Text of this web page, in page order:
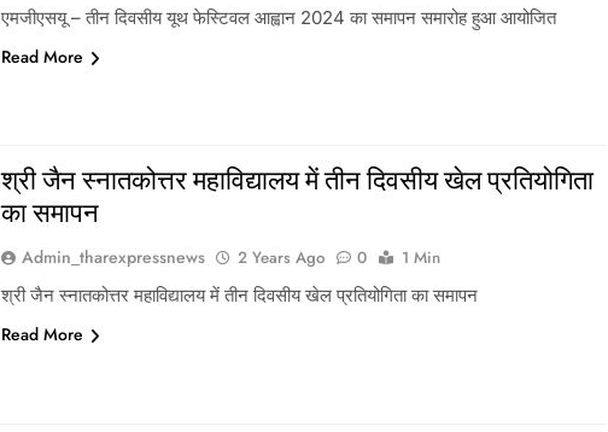
एमजीएसयू – तीन दिवसीय यूथ फेस्टिवल आह्वान 2024 का समापन समारोह हुआ आयोजित
Read More
श्री जैन स्नातकोत्तर महाविद्यालय में तीन दिवसीय खेल प्रतियोगिता
का समापन
Admin_tharexpressnews 2 Years Ago 0
1 Min
श्री जैन स्नातकोत्तर महाविद्यालय में तीन दिवसीय खेल प्रतियोगिता का समापन
Read More